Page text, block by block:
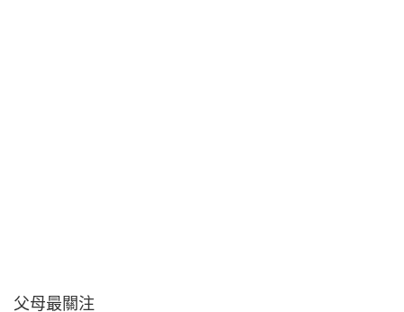
父母最關注